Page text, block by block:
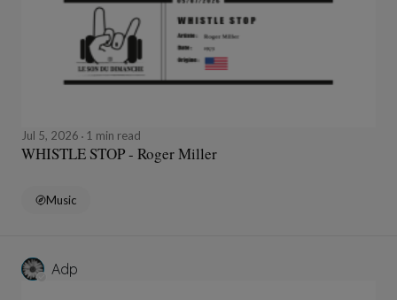
Jul 5, 2026 1 min read
WHISTLE STOP - Roger Miller
Music
Adp